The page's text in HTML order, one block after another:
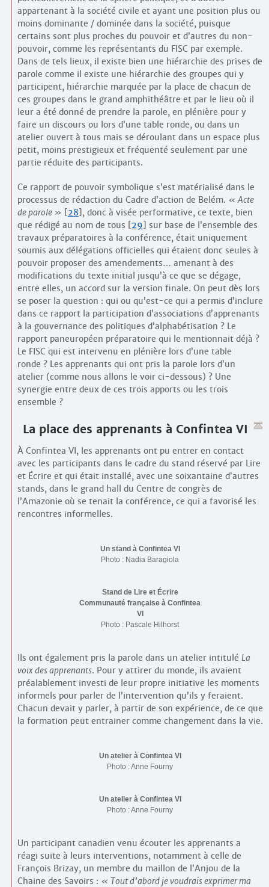
appartenant à la société civile et ayant une position plus ou
moins dominante / dominée dans la société, puisque
certains sont plus proches du pouvoir et d’autres du non-
pouvoir, comme les représentants du FISC par exemple.
Dans de tels lieux, il existe bien une hiérarchie des prises de
parole comme il existe une hiérarchie des groupes qui y
participent, hiérarchie marquée par la place de chacun de
ces groupes dans le grand amphithéâtre et par le lieu où il
leur a été donné de prendre la parole, en plénière pour y
faire un discours ou lors d’une table ronde, ou dans un
atelier ouvert à tous mais se déroulant dans un espace plus
petit, moins prestigieux et fréquenté seulement par une
partie réduite des participants.
Ce rapport de pouvoir symbolique s’est matérialisé dans le
processus de rédaction du Cadre d’action de Belém.
Acte
de parole
28 , donc à visée performative, ce texte, bien
que rédigé au nom de tous
29
sur base de l’ensemble des
travaux préparatoires à la conférence, était uniquement
soumis aux délégations officielles qui étaient donc seules à
pouvoir proposer des amendements… amenant à des
modifications du texte initial jusqu’à ce que se dégage,
entre elles, un accord sur la version finale. On peut dès lors
se poser la question : qui ou qu’est-ce qui a permis d’inclure
dans ce rapport la participation d’associations d’apprenants
à la gouvernance des politiques d’alphabétisation ? Le
rapport paneuropéen préparatoire qui le mentionnait déjà ?
Le FISC qui est intervenu en plénière lors d’une table
ronde ? Les apprenants qui ont pris la parole lors d’un
atelier (comme nous allons le voir ci-dessous) ? Une
synergie entre deux de ces trois apports ou les trois
ensemble ?
La place des apprenants à Confintea VI
À Confintea VI, les apprenants ont pu entrer en contact
avec les participants dans le cadre du stand réservé par Lire
et Écrire et qui était installé, avec une soixantaine d’autres
stands, dans le grand hall du Centre de congrès de
l’Amazonie où se tenait la conférence, ce qui a favorisé les
rencontres informelles.
Un stand à Confintea VI
Photo : Nadia Baragiola
Stand de Lire et Écrire
Communauté française à Confintea
VI
Photo : Pascale Hilhorst
Ils ont également pris la parole dans un atelier intitulé La
voix des apprenants. Pour y attirer du monde, ils avaient
préalablement investi de leur propre initiative les moments
informels pour parler de l’intervention qu’ils y feraient.
Chacun devait y parler, à partir de son expérience, de ce que
la formation peut entrainer comme changement dans la vie.
Un atelier à Confintea VI
Photo : Anne Fourny
Un atelier à Confintea VI
Photo : Anne Fourny
Un participant canadien venu écouter les apprenants a
réagi suite à leurs interventions, notamment à celle de
François Brizay, un membre du maillon de l’Anjou de la
Chaine des Savoirs :
Tout d’abord je voudrais exprimer ma